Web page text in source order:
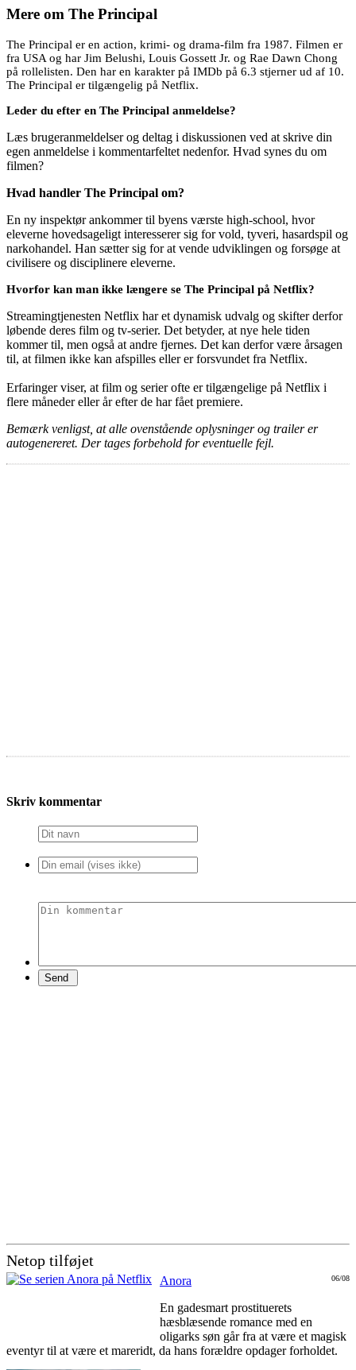
Mere om The Principal
The Principal er en action, krimi- og drama-film fra 1987. Filmen er
fra USA og har Jim Belushi, Louis Gossett Jr. og Rae Dawn Chong
på rollelisten. Den har en karakter på IMDb på 6.3 stjerner ud af 10.
The Principal er tilgængelig på Netflix.
Leder du efter en The Principal anmeldelse?
Læs brugeranmeldelser og deltag i diskussionen ved at skrive din
egen anmeldelse i kommentarfeltet nedenfor. Hvad synes du om
filmen?
Hvad handler The Principal om?
En ny inspektør ankommer til byens værste high-school, hvor
eleverne hovedsageligt interesserer sig for vold, tyveri, hasardspil og
narkohandel. Han sætter sig for at vende udviklingen og forsøge at
civilisere og disciplinere eleverne.
Hvorfor kan man ikke længere se The Principal på Netflix?
Streamingtjenesten Netflix har et dynamisk udvalg og skifter derfor
løbende deres film og tv-serier. Det betyder, at nye hele tiden
kommer til, men også at andre fjernes. Det kan derfor være årsagen
til, at filmen ikke kan afspilles eller er forsvundet fra Netflix.
Erfaringer viser, at film og serier ofte er tilgængelige på Netflix i
flere måneder eller år efter de har fået premiere.
Bemærk venligst, at alle ovenstående oplysninger og trailer er
autogenereret. Der tages forbehold for eventuelle fejl.
Skriv kommentar
Netop tilføjet
06/08
Anora
En gadesmart prostituerets
hæsblæsende romance med en
oligarks søn går fra at være et magisk
eventyr til at være et mareridt, da hans forældre opdager forholdet.